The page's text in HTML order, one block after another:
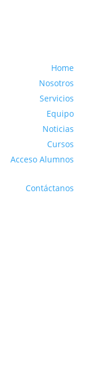
Home
Nosotros
Servicios
Equipo
Noticias
Cursos
Acceso Alumnos
Contáctanos